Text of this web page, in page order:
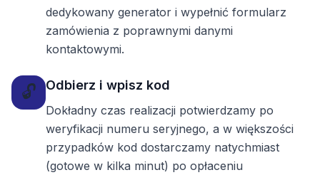
dedykowany generator i wypełnić formularz
zamówienia z poprawnymi danymi
kontaktowymi.
🔓 Odbierz i wpisz kod
Dokładny czas realizacji potwierdzamy po
weryfikacji numeru seryjnego, a w większości
przypadków kod dostarczamy natychmiast
(gotowe w kilka minut) po opłaceniu